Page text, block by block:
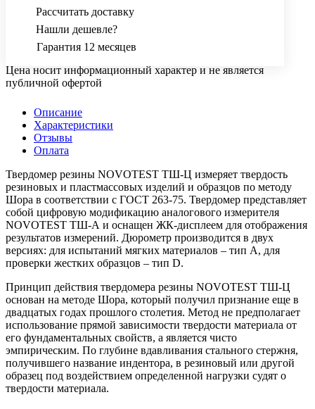
Рассчитать доставку
Нашли дешевле?
Гарантия 12 месяцев
Цена носит информационный характер и не является
публичной офертой
Описание
Характеристики
Отзывы
Оплата
Твердомер резины NOVOTEST ТШ-Ц измеряет твердость
резиновых и пластмассовых изделий и образцов по методу
Шора в соответствии с ГОСТ 263-75. Твердомер представляет
собой цифровую модификацию аналогового измерителя
NOVOTEST ТШ-А и оснащен ЖК-дисплеем для отображения
результатов измерений. Дюрометр производится в двух
версиях: для испытаний мягких материалов – тип А, для
проверки жестких образцов – тип D.
Принцип действия твердомера резины NOVOTEST ТШ-Ц
основан на методе Шора, который получил признание еще в
двадцатых годах прошлого столетия. Метод не предполагает
использование прямой зависимости твердости материала от
его фундаментальных свойств, а является чисто
эмпирическим. По глубине вдавливания стального стержня,
получившего название индентора, в резиновый или другой
образец под воздействием определенной нагрузки судят о
твердости материала.